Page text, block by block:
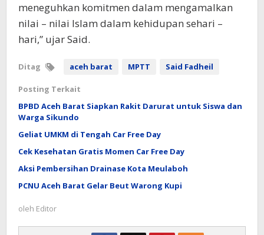
meneguhkan komitmen dalam mengamalkan
nilai – nilai Islam dalam kehidupan sehari –
hari,” ujar Said.
Ditag aceh barat MPTT Said Fadheil
Posting Terkait
BPBD Aceh Barat Siapkan Rakit Darurat untuk Siswa dan
Warga Sikundo
Geliat UMKM di Tengah Car Free Day
Cek Kesehatan Gratis Momen Car Free Day
Aksi Pembersihan Drainase Kota Meulaboh
PCNU Aceh Barat Gelar Beut Warong Kupi
oleh Editor